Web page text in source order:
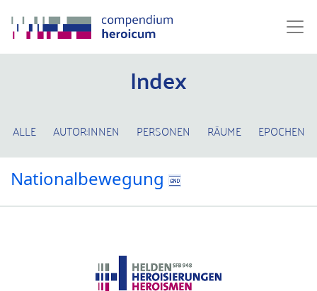
Index
ALLE AUTOR:INNEN PERSONEN RÄUME EPOCHEN
Nationalbewegung